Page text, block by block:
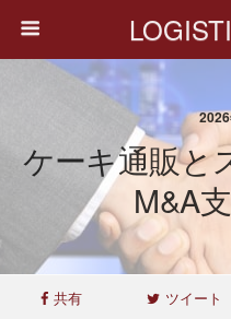
ケーキ通販と
M&A
共有 ツイート